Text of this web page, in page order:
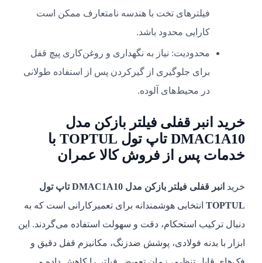
فیلترهای تخت با هندسه نامتعارف ممکن است
کارایی محدود باشد.
محدودیت: نیاز به نگهداری و روغن‌کاری پیچ قفل
برای جلوگیری از گیرکردن پس از استفاده طولانی
در محیط‌های آلوده.
خرید انبر قفلی فیلتر بازکن مدل
DMAC1A10 تاپ تول TOPTUL با
خدمات پس از فروش کالا عمران
خرید
انبر قفلی فیلتر بازکن مدل DMAC1A10 تاپ تول
TOPTUL انتخابی هوشمندانه برای تعمیرکارانی است که به
دنبال ترکیب استحکام، دقت و سهولت استفاده می‌گردند. این
ابزار با بدنه فولادی، پوشش ضدزنگ، مکانیزم قفل دقیق و